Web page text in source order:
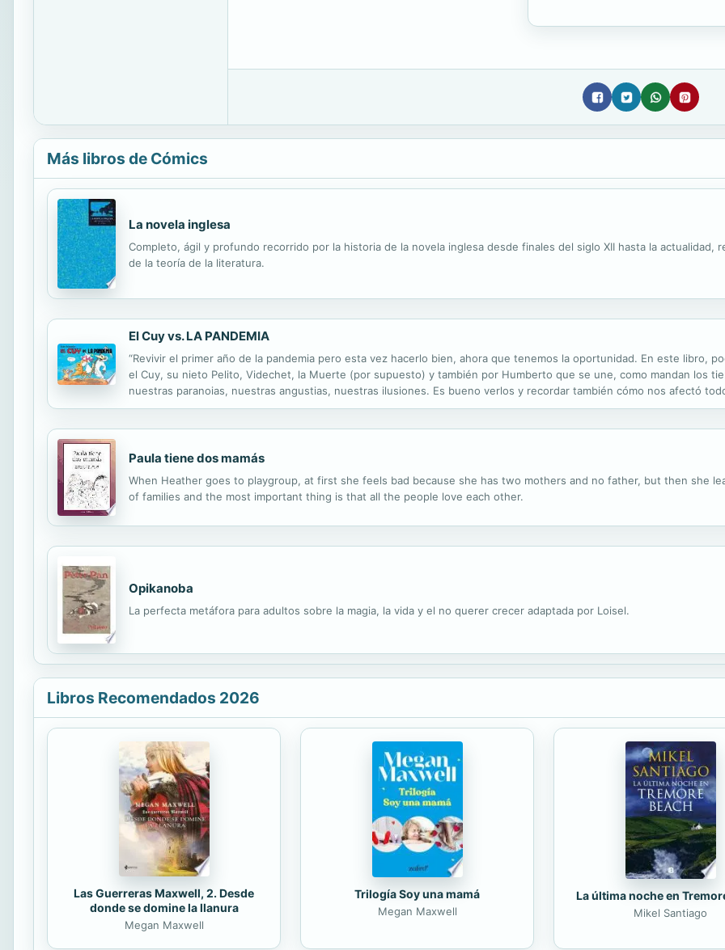
Más libros de Cómics
La novela inglesa
Completo, ágil y profundo recorrido por la historia de la novela inglesa desde finales del siglo XII hasta la actualidad,
de la teoría de la literatura.
El Cuy vs. LA PANDEMIA
“Revivir el primer año de la pandemia pero esta vez hacerlo bien, ahora que tenemos la oportunidad. En este libro,
el Cuy, su nieto Pelito, Videchet, la Muerte (por supuesto) y también por Humberto que se une, como mandan los
nuestras paranoias, nuestras angustias, nuestras ilusiones. Es bueno verlos y recordar también cómo nos afectó
saber que estuvimos juntos en esto.” (Marcos Sifuentes).
Paula tiene dos mamás
When Heather goes to playgroup, at first she feels bad because she has two mothers and no father, but then she
of families and the most important thing is that all the people love each other.
Opikanoba
La perfecta metáfora para adultos sobre la magia, la vida y el no querer crecer adaptada por Loisel.
Libros Recomendados 2026
Las Guerreras Maxwell, 2. Desde
donde se domine la llanura
Megan Maxwell
Trilogía Soy una mamá
Megan Maxwell
La última noche en
Mikel Santiago